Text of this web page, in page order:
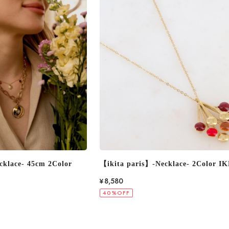
2Color IKN236 【ikita paris】-Necklace- IKN228
¥6,600
40%OFF